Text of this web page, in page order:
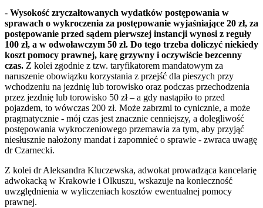
- Wysokość zryczałtowanych wydatków postępowania w
sprawach o wykroczenia za postępowanie wyjaśniające 20 zł, za
postępowanie przed sądem pierwszej instancji wynosi z reguły
100 zł, a w odwoławczym 50 zł. Do tego trzeba doliczyć niekiedy
koszt pomocy prawnej, karę grzywny i oczywiście bezcenny
czas. Z kolei zgodnie z tzw. taryfikatorem mandatowym za
naruszenie obowiązku korzystania z przejść dla pieszych przy
wchodzeniu na jezdnię lub torowisko oraz podczas przechodzenia
przez jezdnię lub torowisko 50 zł – a gdy nastąpiło to przed
pojazdem, to wówczas 200 zł. Może zabrzmi to cynicznie, a może
pragmatycznie - mój czas jest znacznie cenniejszy, a dolegliwość
postępowania wykroczeniowego przemawia za tym, aby przyjąć
niesłusznie nałożony mandat i zapomnieć o sprawie - zwraca uwagę
dr Czarnecki.
Z kolei dr Aleksandra Kluczewska, adwokat prowadząca kancelarię
adwokacką w Krakowie i Olkuszu, wskazuje na konieczność
uwzględnienia w wyliczeniach kosztów ewentualnej pomocy
prawnej.